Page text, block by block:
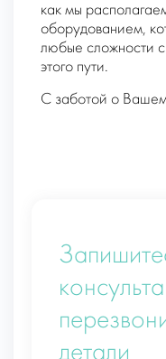
как мы
оборудованием,
любые сложности с
этого пути.
С заботой о
детали